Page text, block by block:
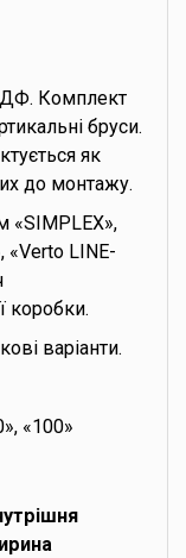
Комплект
бруси.
як
до монтажу.
«SIMPLEX»,
«Verto LINE-
коробки.
варіанти.
«100»